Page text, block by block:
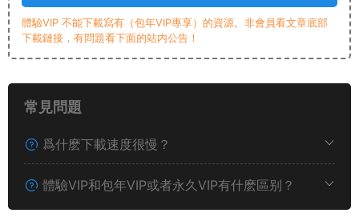
體驗VIP 不能下載寫有（包年VIP專享）的資源。非會員看文章底部
下載鏈接，有問題看下面的站内公告！
常見問題
爲什麽下載速度很慢？
體驗VIP和包年VIP或者永久VIP有什麽區别？